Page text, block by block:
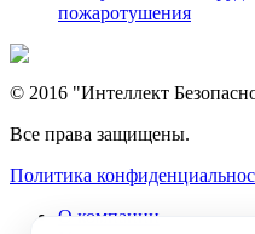
пожаротушения
© 2016 "Интеллект
Все права защищены.
Политика
О компании